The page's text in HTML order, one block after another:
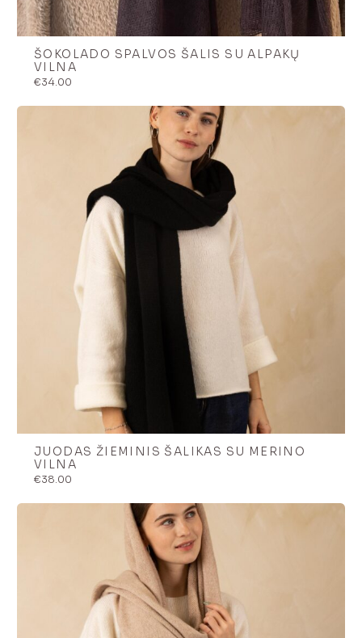
ŠOKOLADO SPALVOS ŠALIS SU ALPAKŲ
VILNA
€34.00
JUODAS ŽIEMINIS ŠALIKAS SU MERINO
VILNA
€38.00